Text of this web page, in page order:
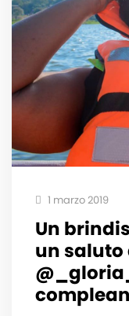
1 marzo 2019
Un
un saluto